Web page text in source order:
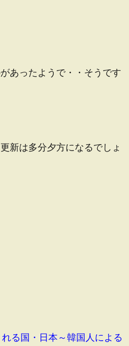
あったようで・・そうです
新は多分夕方になるでしょ
る国・日本～韓国人による